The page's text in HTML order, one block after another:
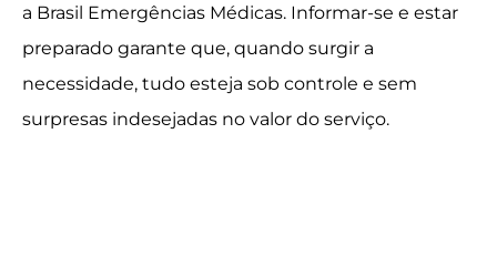
a Brasil Emergências Médicas. Informar-se e estar
preparado garante que, quando surgir a
necessidade, tudo esteja sob controle e sem
surpresas indesejadas no valor do serviço.